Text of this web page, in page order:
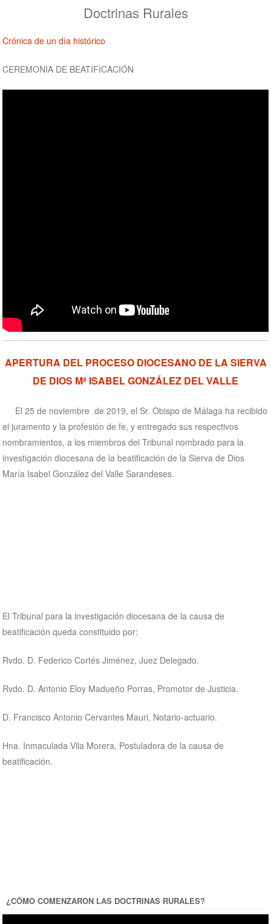
Doctrinas Rurales
Crónica de un día histórico
CEREMONIA DE BEATIFICACIÓN
APERTURA DEL PROCESO DIOCESANO DE LA SIERVA
DE DIOS Mª ISABEL GONZÁLEZ DEL VALLE
El 25 de noviembre de 2019, el Sr. Obispo de Málaga ha recibido
el juramento y la profesión de fe, y entregado sus respectivos
nombramientos, a los miembros del Tribunal nombrado para la
investigación diocesana de la beatificación de la Sierva de Dios
María Isabel González del Valle Sarandeses.
El Tribunal para la investigación diocesana de la causa de
beatificación queda constituido por:
Rvdo. D. Federico Cortés Jiménez, Juez Delegado.
Rvdo. D. Antonio Eloy Madueño Porras, Promotor de Justicia.
D. Francisco Antonio Cervantes Mauri, Notario-actuario.
Hna. Inmaculada Vila Morera, Postuladora de la causa de
beatificación.
¿CÓMO COMENZARON LAS DOCTRINAS RURALES?